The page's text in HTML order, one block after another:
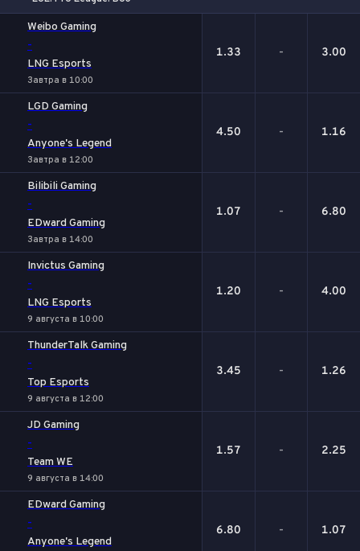
Weibo Gaming
-
LNG Esports
Завтра в 10:00
1.33 - 3.00
LGD Gaming
-
Anyone's Legend
Завтра в 12:00
4.50 - 1.16
Bilibili Gaming
-
EDward Gaming
Завтра в 14:00
1.07 - 6.80
Invictus Gaming
-
LNG Esports
9 августа в 10:00
1.20 - 4.00
ThunderTalk Gaming
-
Top Esports
9 августа в 12:00
3.45 - 1.26
JD Gaming
-
Team WE
9 августа в 14:00
1.57 - 2.25
EDward Gaming
-
Anyone's Legend
6.80 - 1.07